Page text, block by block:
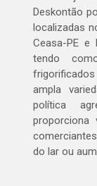
Deskontão
localizadas
Ceasa-PE e
tendo
ampla
política
do lar ou